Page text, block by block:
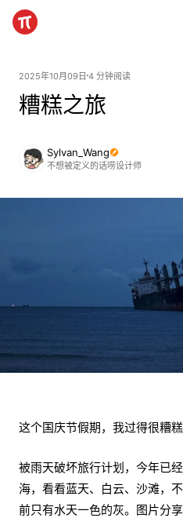
2025年10月09日 4 分钟阅读
糟糕之旅
Sylvan_Wang
不想被定义的话唠设计师
这个国庆节假期，我过得很糟糕
被雨天破坏旅行计划，今年已
海，看看蓝天、白云、沙滩，
前只有水天一色的灰。图片分